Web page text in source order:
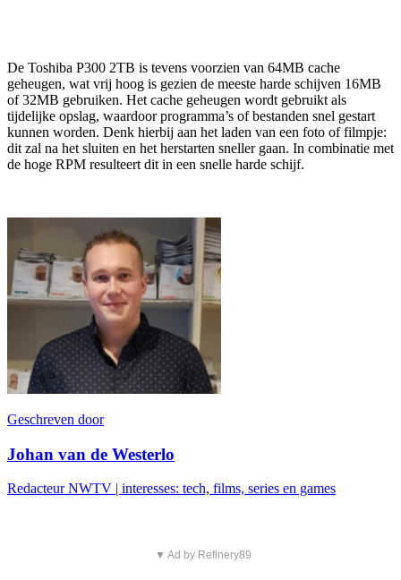
De Toshiba P300 2TB is tevens voorzien van 64MB cache
geheugen, wat vrij hoog is gezien de meeste harde schijven 16MB
of 32MB gebruiken. Het cache geheugen wordt gebruikt als
tijdelijke opslag, waardoor programma’s of bestanden snel gestart
kunnen worden. Denk hierbij aan het laden van een foto of filmpje:
dit zal na het sluiten en het herstarten sneller gaan. In combinatie met
de hoge RPM resulteert dit in een snelle harde schijf.
Geschreven door
Johan van de Westerlo
Redacteur NWTV | interesses: tech, films, series en games
▼ Ad by Refinery89